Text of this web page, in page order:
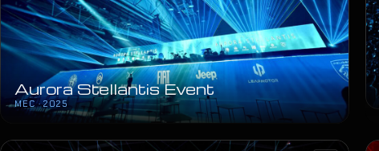
Aurora Stellantis Event
MEC · 2025